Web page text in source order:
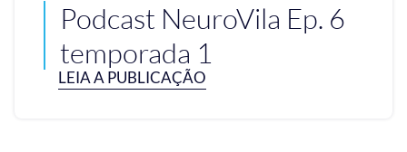
Podcast NeuroVila Ep. 6
temporada 1
LEIA A PUBLICAÇÃO